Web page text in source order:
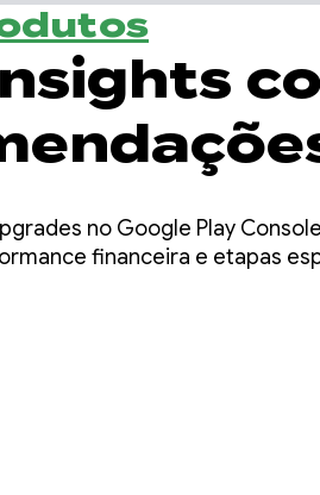
no Google Play
financeira e etapas